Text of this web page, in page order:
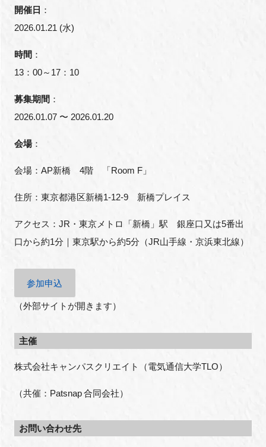
開催日 ：
2026.01.21 (水)
時間 ：
13：00～17：10
募集期間 ：
2026.01.07 〜 2026.01.20
会場：
会場：AP新橋 4階 「Room F」
住所：東京都港区新橋1-12-9 新橋プレイス
アクセス：JR・東京メトロ「新橋」駅 銀座口又は5番出
口から約1分｜東京駅から約5分（JR山手線・京浜東北線）
参加申込
（外部サイトが開きます）
主催
株式会社キャンパスクリエイト（電気通信大学TLO）
（共催：Patsnap 合同会社）
お問い合わせ先